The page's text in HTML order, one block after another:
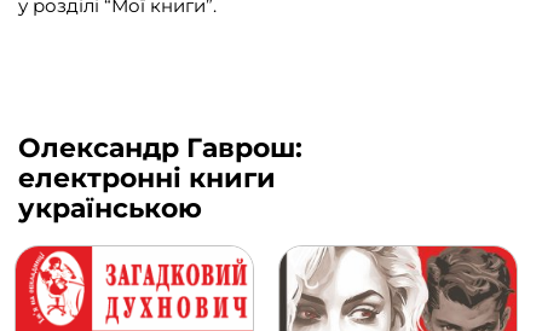
у розділі “Мої книги”.
Олександр Гаврош:
електронні книги
українською